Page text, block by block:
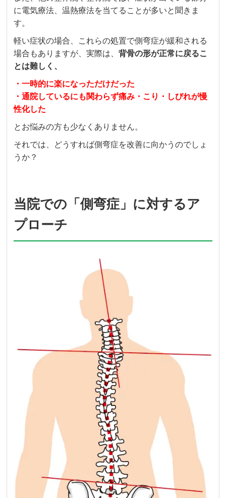
に電気療法、温熱療法を当てることが多いと聞きま
す。
軽い症状の場合、これらの処置で側弯症が緩和される
場合もありますが、実際は、背骨の形が正常に戻るこ
とは難しく、
・一時的に楽になっただけだった
・通院しているにも関わらず痛み・こり・しびれが慢
性化した
とお悩みの方も少なくありません。
それでは、どうすれば側弯症を改善に向かうのでしょ
うか？
当院での「側弯症」に対するア
プローチ